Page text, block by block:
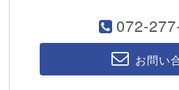
072-
お問い